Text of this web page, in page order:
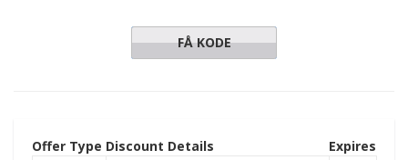
Models
FÅ KODE
Offer Type Discount Details
Expires